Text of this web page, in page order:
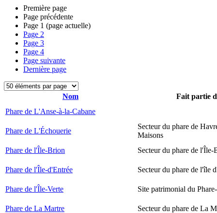
Première page
Page précédente
Page 1 (page actuelle)
Page 2
Page 3
Page 4
Page suivante
Dernière page
Nom
Fait partie
Phare de L'Anse-à-la-Cabane
Phare de L'Échouerie
Secteur du phare de
Maisons
Phare de l'Île-Brion
Secteur du phare de l'Île-
Phare de l'Île-d'Entrée Secteur du phare de l'île
Phare de l'Île-Verte Site patrimonial du
Phare de La Martre
Secteur du phare de La